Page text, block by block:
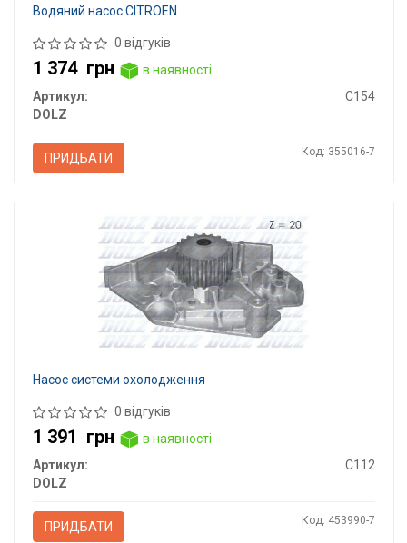
Водяний насос CITROEN
0 відгуків
1 374 грн
в наявності
Артикул:
C154
DOLZ
ПРИДБАТИ Код: 355016-7
Насос системи охолодження
0 відгуків
1 391 грн
в наявності
Артикул:
C112
DOLZ
ПРИДБАТИ Код: 453990-7